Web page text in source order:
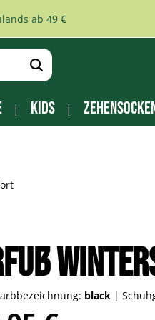
ab 49 €
Kids
black |
Preis: